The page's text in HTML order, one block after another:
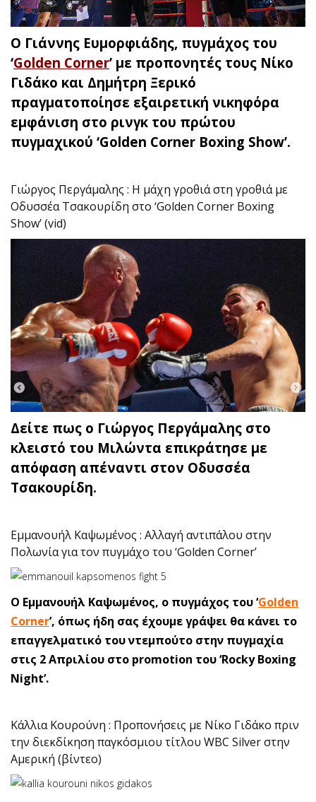
O Γιάννης Ευμορφιάδης, πυγμάχος του
‘Golden Corner’ με προπονητές τους Νίκο
Γιδάκο και Δημήτρη Ξερικό
πραγματοποίησε εξαιρετική νικηφόρα
εμφάνιση στο ρινγκ του πρώτου
πυγμαχικού ‘Golden Corner Boxing Show’.
Γιώργος Περγάμαλης : Η μάχη γροθιά στη γροθιά με
Οδυσσέα Τσακουρίδη στο ‘Golden Corner Boxing
Show’ (vid)
Δείτε πως ο Γιώργος Περγάμαλης στο
κλειστό του Μιλώντα επικράτησε με
απόφαση απέναντι στον Οδυσσέα
Τσακουρίδη.
Εμμανουήλ Καψωμένος : Αλλαγή αντιπάλου στην
Πολωνία για τον πυγμάχο του ‘Golden Corner’
Ο Εμμανουήλ Καψωμένος, ο πυγμάχος του ‘Golden
Corner’, όπως ήδη σας έχουμε γράψει θα κάνει το
επαγγελματικό του ντεμπούτο στην πυγμαχία
στις 2 Απριλίου στο promotion του ‘Rocky Boxing
Night’.
Κάλλια Κουρούνη : Προπονήσεις με Νίκο Γιδάκο πριν
την διεκδίκηση παγκόσμιου τίτλου WBC Silver στην
Αμερική (βίντεο)